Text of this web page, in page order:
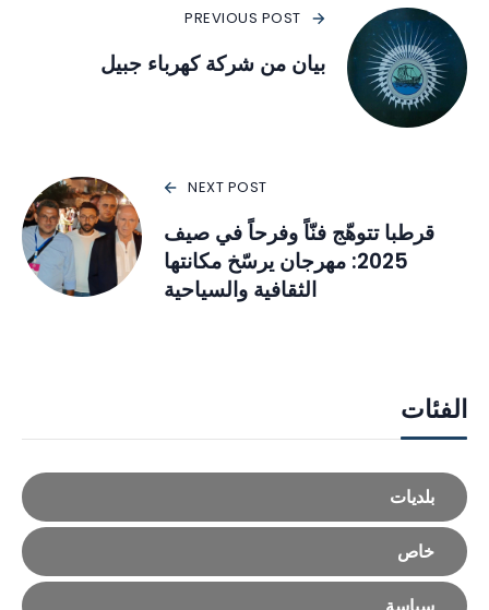
PREVIOUS POST
بيان من شركة كهرباء جبيل
NEXT POST
قرطبا تتوهّج فنّاً وفرحاً في صيف
2025: مهرجان يرسّخ مكانتها
الثقافية والسياحية
الفئات
بلديات
خاص